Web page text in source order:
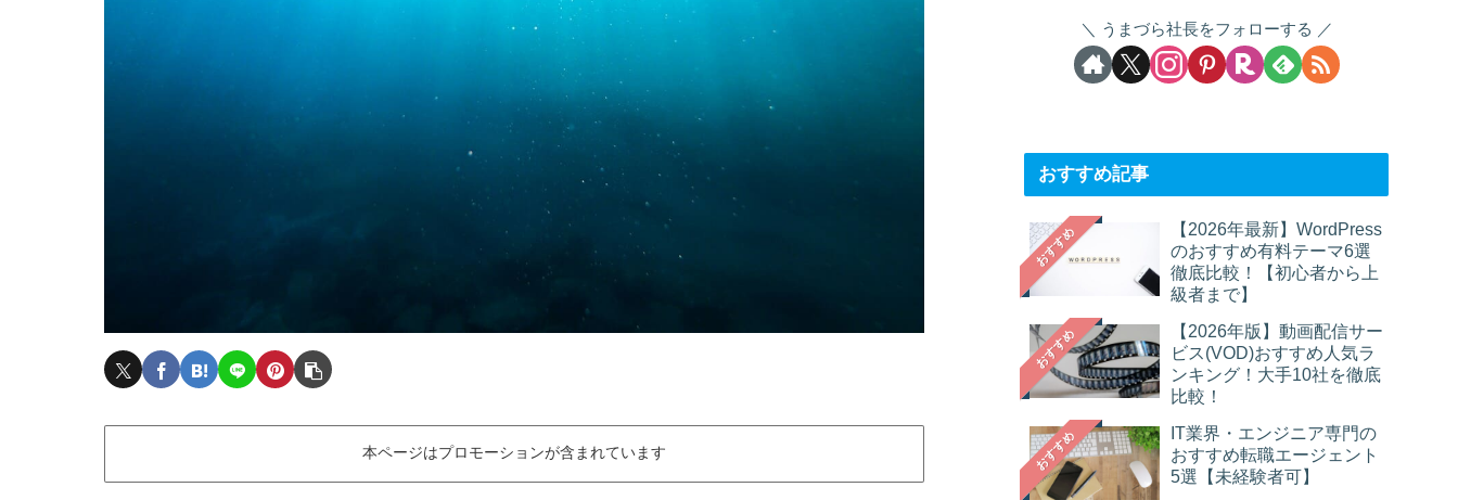
本ページはプロモーションが含まれています
うまづら社長をフォローする
おすすめ記事
おすすめ
【2026年最新】WordPress
のおすすめ有料テーマ6選
徹底比較！【初心者から上
級者まで】
おすすめ
【2026年版】動画配信サー
ビス(VOD)おすすめ人気ラ
ンキング！大手10社を徹底
比較！
おすすめ
IT業界・エンジニア専門の
おすすめ転職エージェント
5選【未経験者可】